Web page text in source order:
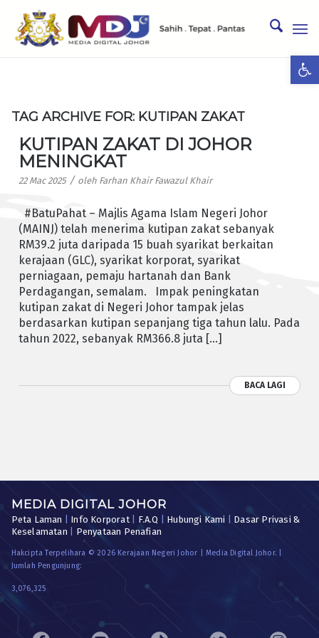
TAG ARCHIVE FOR: KUTIPAN ZAKAT
KUTIPAN ZAKAT DI JOHOR
MENINGKAT
22 Mac 2025 / oleh Farhan Khair Fawazul Khair
#BatuPahat – Majlis Agama Islam Negeri Johor
(MAINJ) telah menerima kutipan zakat sebanyak
RM39.2 juta daripada 15 buah syarikat berkaitan
kerajaan (GLC), syarikat korporat, syarikat
perniagaan, pemaju hartanah dan Bank
Perdagangan, semalam. Impak peningkatan
kutipan zakat di Negeri Johor tampak jelas
berdasarkan kutipan sepanjang tiga tahun lalu. Pada
tahun 2022, sebanyak RM366.8 juta […]
BACA LAGI
MEDIA DIGITAL JOHOR
Peta Laman Info Korporat| F.A.Q Hubungi Kami
Dasar Privasi &
Keselamatan
Penyataan Penafian
Hakcipta Terpelihara © 2026 Kerajaan Negeri Johor | Media Digital Johor. |
Jumlah Pengunjung:
3,076,325